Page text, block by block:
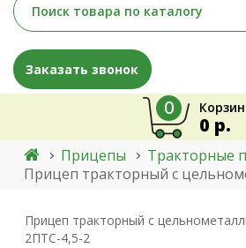
Заказать звонок
0
0 р.
Прицепы
Тракторные
Прицеп тракторный с
Прицеп тракторный с
2ПТС-4,5-2